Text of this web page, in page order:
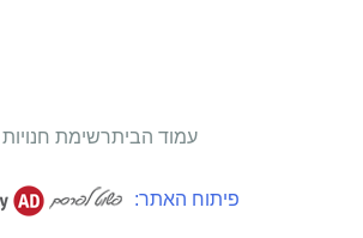
עמוד הביתרשימת חנויות
פיתוח האתר: